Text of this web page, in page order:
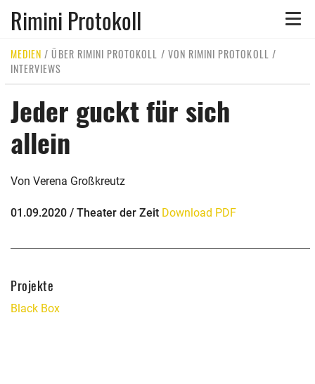
Toggle
Rimini Protokoll
MEDIEN /ÜBER RIMINI PROTOKOLL / VON RIMINI PROTOKOLL /
INTERVIEWS
Jeder guckt für sich
allein
Von Verena Großkreutz
01.09.2020 / Theater der Zeit Download PDF
Projekte
Black Box